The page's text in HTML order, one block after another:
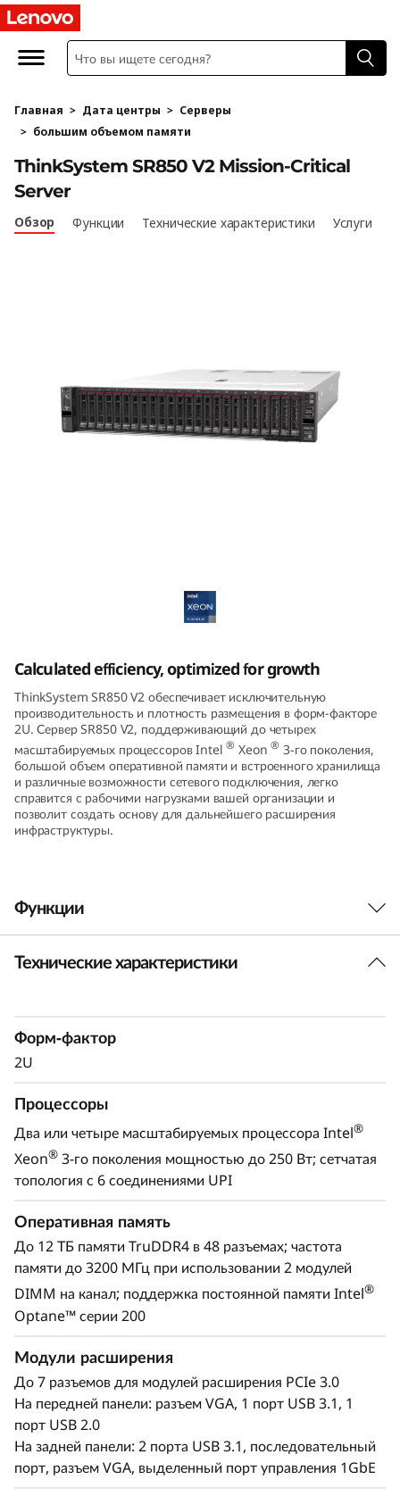
T
h
k
S
2
Главная > Дата центры > Серверы
> большим объемом памяти
ThinkSystem SR850 V2 Mission-Critical
Server
Обзор Функции Технические характеристики Услуги
Calculated efficiency, optimized for growth
ThinkSystem SR850 V2 обеспечивает исключительную
производительность и плотность размещения в форм-факторе
2U. Сервер SR850 V2, поддерживающий до четырех
масштабируемых процессоров Intel® Xeon® 3-го поколения,
большой объем оперативной памяти и встроенного хранилища
и различные возможности сетевого подключения, легко
справится с рабочими нагрузками вашей организации и
позволит создать основу для дальнейшего расширения
инфраструктуры.
Функции
Oптимизация для роста
Lenovo ThinkSystem SR850 V2 без особых
нагрузками, такими как бизнес-приложения
общего назначения и консолидация серверов,
но также способен поддерживать
быстрорастущие области бизнеса вашей
организации. Идите в ногу с темпами
серверу Lenovo форм-фактора 2U/4S на базе
масштабируемых процессоров Intel®Xeon®3-
го поколения.
Технические характеристики
Форм-фактор
2U
Процессоры
Два или четыре масштабируемых процессора Intel®
Xeon® 3-го поколения мощностью до 250 Вт; сетчатая
топология с 6 соединениями UPI
Оперативная память
До 12 ТБ памяти TruDDR4 в 48 разъемах; частота
памяти до 3200 МГц при использовании 2 модулей
DIMM на канал; поддержка постоянной памяти Intel®
Optane™ серии 200
Модули расширения
До 7 разъемов для модулей расширения PCIe 3.0
На передней панели: разъем VGA, 1 порт USB 3.1, 1
порт USB 2.0
На задней панели: 2 порта USB 3.1, последовательный
порт, разъем VGA, выделенный порт управления 1GbE